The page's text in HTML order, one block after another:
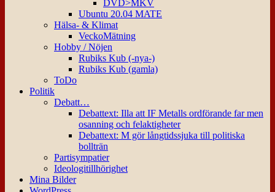
DVD>MKV
Ubuntu 20.04 MATE
Hälsa- & Klimat
VeckoMätning
Hobby / Nöjen
Rubiks Kub (-nya-)
Rubiks Kub (gamla)
ToDo
Politik
Debatt…
Debattext: Illa att IF Metalls ordförande far men
osanning och felaktigheter
Debattext: M gör långtidssjuka till politiska
bollträn
Partisympatier
Ideologitillhörighet
Mina Bilder